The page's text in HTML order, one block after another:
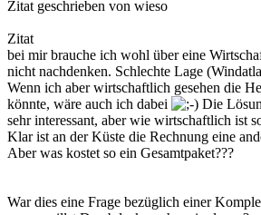
Zitat geschrieben von wieso
Zitat
bei mir brauche ich wohl über eine
nicht nachdenken. Schlechte Lage
Wenn ich aber wirtschaftlich gesehen die
könnte, wäre auch ich dabei
Die
sehr interessant, aber wie wirtschaftlich ist
Klar ist an der Küste die Rechnung eine
Aber was kostet so ein Gesamtpaket???
War dies eine Frage bezüglich einer